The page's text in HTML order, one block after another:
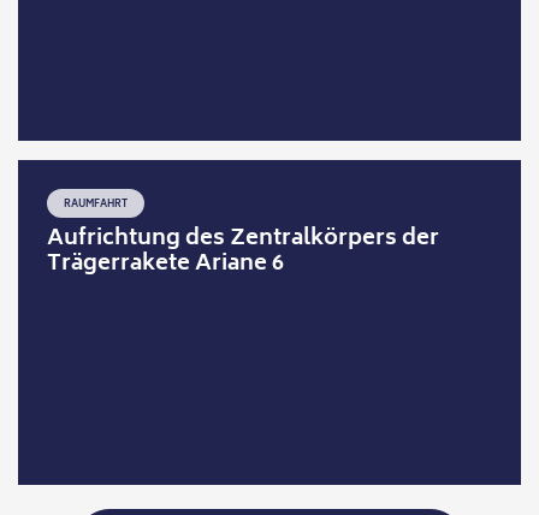
RAUMFAHRT
Aufrichtung des Zentralkörpers der
Trägerrakete Ariane 6